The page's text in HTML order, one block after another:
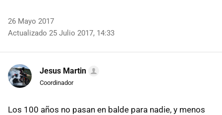
26 Mayo 2017
Actualizado 25 Julio 2017, 14:33
Jesus Martin
Coordinador
Los 100 años no pasan en balde para nadie, y menos